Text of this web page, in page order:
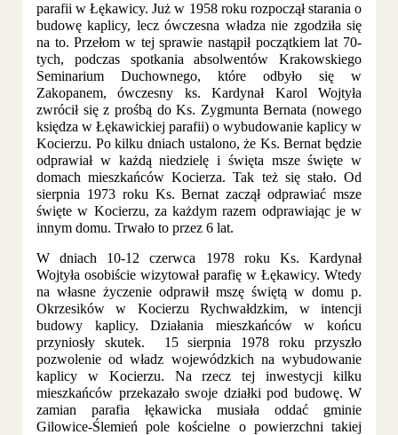
parafii w Łękawicy. Już w 1958 roku rozpoczął starania o
budowę kaplicy, lecz ówczesna władza nie zgodziła się
na to. Przełom w tej sprawie nastąpił początkiem lat 70-
tych, podczas spotkania absolwentów Krakowskiego
Seminarium Duchownego, które odbyło się w
Zakopanem, ówczesny ks. Kardynał Karol Wojtyła
zwrócił się z prośbą do Ks. Zygmunta Bernata (nowego
księdza w Łękawickiej parafii) o wybudowanie kaplicy w
Kocierzu. Po kilku dniach ustalono, że Ks. Bernat będzie
odprawiał w każdą niedzielę i święta msze święte w
domach mieszkańców Kocierza. Tak też się stało. Od
sierpnia 1973 roku Ks. Bernat zaczął odprawiać msze
święte w Kocierzu, za każdym razem odprawiając je w
innym domu. Trwało to przez 6 lat.
W dniach 10-12 czerwca 1978 roku Ks. Kardynał
Wojtyła osobiście wizytował parafię w Łękawicy. Wtedy
na własne życzenie odprawił mszę świętą w domu p.
Okrzesików w Kocierzu Rychwałdzkim, w intencji
budowy kaplicy. Działania mieszkańców w końcu
przyniosły skutek. 15 sierpnia 1978 roku przyszło
pozwolenie od władz wojewódzkich na wybudowanie
kaplicy w Kocierzu. Na rzecz tej inwestycji kilku
mieszkańców przekazało swoje działki pod budowę. W
zamian parafia łękawicka musiała oddać gminie
Gilowice-Ślemień pole kościelne o powierzchni takiej